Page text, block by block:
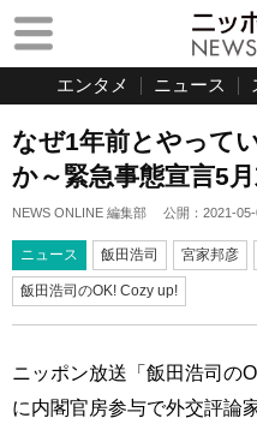
エンタメ ニュース
なぜ1年前とやって
か～緊急事態宣言5
NEWS ONLINE 編集部 公開： 2021-
ニュース 飯田浩司 宮家邦彦
飯田浩司のOK! Cozy up!
ニッポン放送「飯田浩司の
に内閣官房参与で外交評論